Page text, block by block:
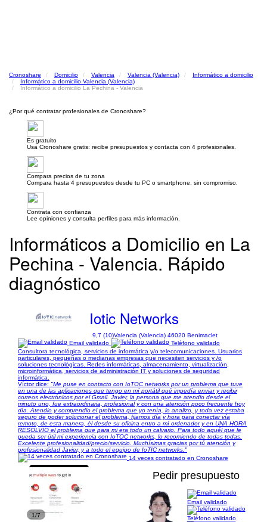
Cronoshare Domicilio Valencia Valencia (Valencia)
Informático a domicilio
Informático a domicilio Valencia (Valencia)
Informático a domicilio La Pechina - Valencia
¿Por qué contratar profesionales de Cronoshare?
Es gratuito
Usa Cronoshare gratis: recibe presupuestos y contacta con 4 profesionales.
Compara precios de tu zona
Compara hasta 4 presupuestos desde tu PC o smartphone, sin compromiso.
Contrata con confianza
Lee opiniones y consulta perfiles para más información.
Informáticos a Domicilio en La
Pechina - Valencia. Rápido
diagnóstico
Iotic Networks
9,7 (10)Valencia (Valencia) 46020 Benimaclet
Email validado
Teléfono validado
Consultora tecnológica, servicios de informática y/o telecomunicaciones. Usuarios
particulares, pequeñas o medianas empresas que necesiten servicios y /o
soluciones tecnológicas. Redes informáticas, almacenamiento, virtualización,
microinformática, servicios de administración IT y soluciones de seguridad
informática.
Víctor dice: "Me puse en contacto con IoTOC networks por un problema que tuve
en una de las aplicaciones que tengo en mí portátil qué impedía enviar y recibir
correos electrónicos por el Gmail. Javier, la persona que me atendio desde el
minuto uno, fue extraordinaria, profesional y con una atención poco frecuente hoy
día. Atendio y comprendio el problema que yo tenía, lo analizo, y toda vez estaba
seguro de poder solucionar el problema, fijamos día y hora para conectar vía
remoto, de esta manera, él desde su oficina entro a mí ordenador y en UNA HORA
RESOLVIO el problema que para mi era todo un calvario. Para todo aquél que le
pueda ser útil mi experiencia con IoTOC networks, lo recomiendo de todas todas.
Excelente profesionalidad/precio/servicio. Muchísimas gracias por tú atención y
profesionalidad Javier, y a todo el equipo de IoTIC networks."
14 veces contratado en Cronoshare
1/7
Pedir presupuesto
Email validado
Teléfono validado